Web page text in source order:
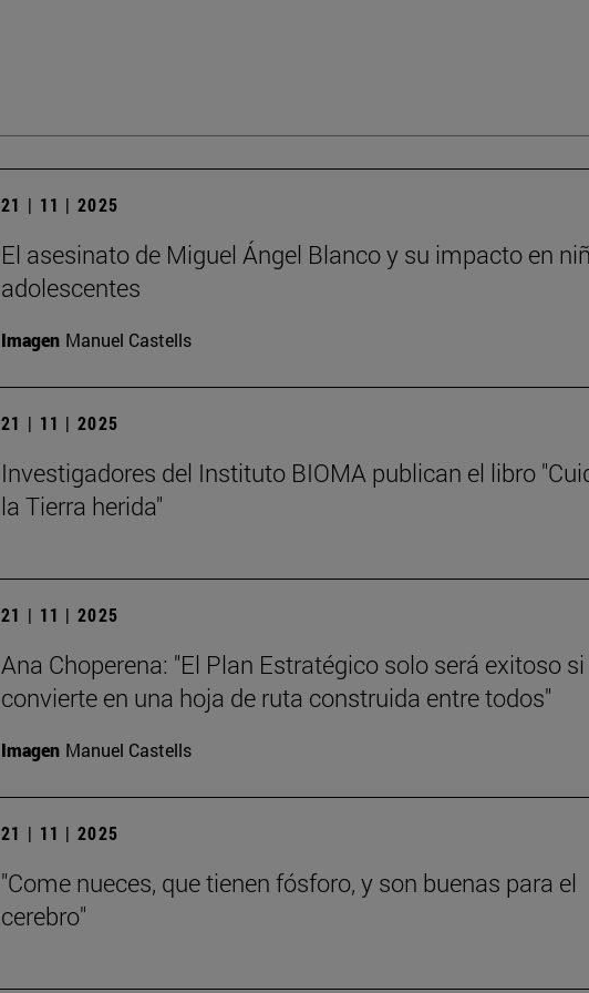
21 | 11 | 2025
El asesinato de Miguel Ángel Blanco y su impacto en
adolescentes
Imagen Manuel Castells
21 | 11 | 2025
Investigadores del Instituto BIOMA publican el libro
la Tierra herida"
21 | 11 | 2025
Ana Choperena: "El Plan Estratégico solo será exitoso
convierte en una hoja de ruta construida entre todos"
Imagen Manuel Castells
21 | 11 | 2025
"Come nueces, que tienen fósforo, y son buenas para el
cerebro"